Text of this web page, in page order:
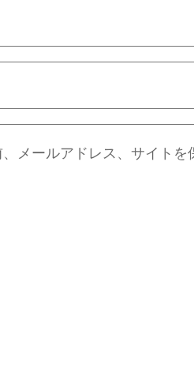
メールアドレス、サイトを